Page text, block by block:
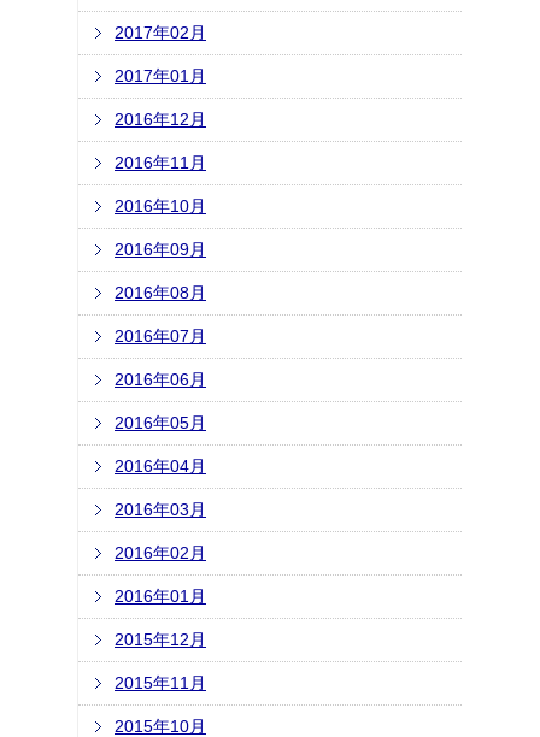
2017年02月
2017年01月
2016年12月
2016年11月
2016年10月
2016年09月
2016年08月
2016年07月
2016年06月
2016年05月
2016年04月
2016年03月
2016年02月
2016年01月
2015年12月
2015年11月
2015年10月